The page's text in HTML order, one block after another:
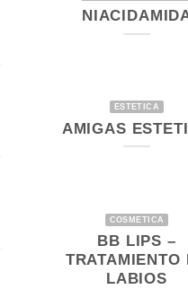
ESTETICA
AMIGAS
COSMETICA
BB LIPS –
TRATAMIENTO
LABIOS